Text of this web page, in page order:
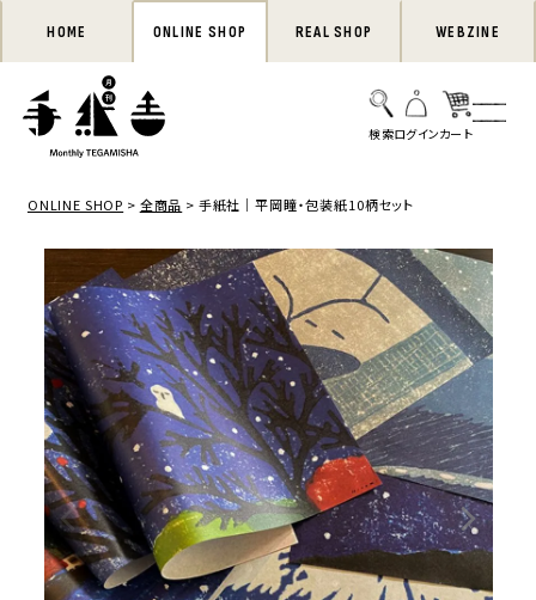
HOME ONLINE SHOP REAL SHOP WEBZINE
ONLINE SHOP 全商品 手紙社｜平岡瞳・包装紙10柄セット